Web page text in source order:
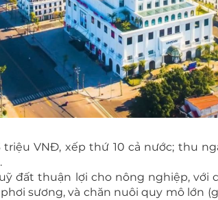
VNĐ, xếp thứ 10 cả nước; thu
đất thuận lợi cho nông nghiệp, với
sương, và chăn nuôi quy mô lớn